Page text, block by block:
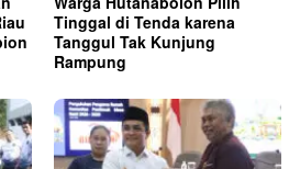
Tinggal di Tenda karena
Tanggul Tak Kunjung
Rampung